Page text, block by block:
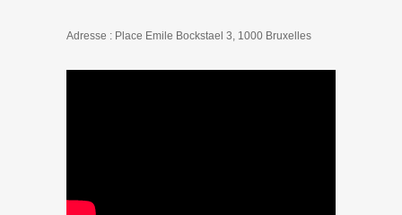
Adresse : Place Emile Bockstael 3, 1000 Bruxelles